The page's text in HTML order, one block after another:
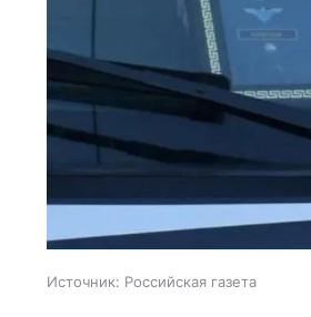
Источник: Российская газета